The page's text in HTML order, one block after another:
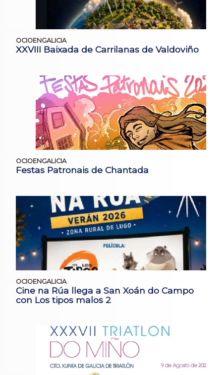
OCIOENGALICIA
XXVIII Baixada de Carrilanas de Valdoviño
OCIOENGALICIA
Festas Patronais de Chantada
OCIOENGALICIA
Cine na Rúa llega a San Xoán do Campo
con Los tipos malos 2